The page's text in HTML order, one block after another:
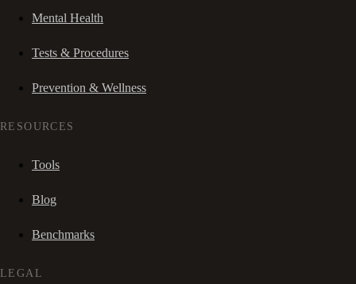
Mental Health
Tests & Procedures
Prevention & Wellness
RESOURCES
Tools
Blog
Benchmarks
LEGAL